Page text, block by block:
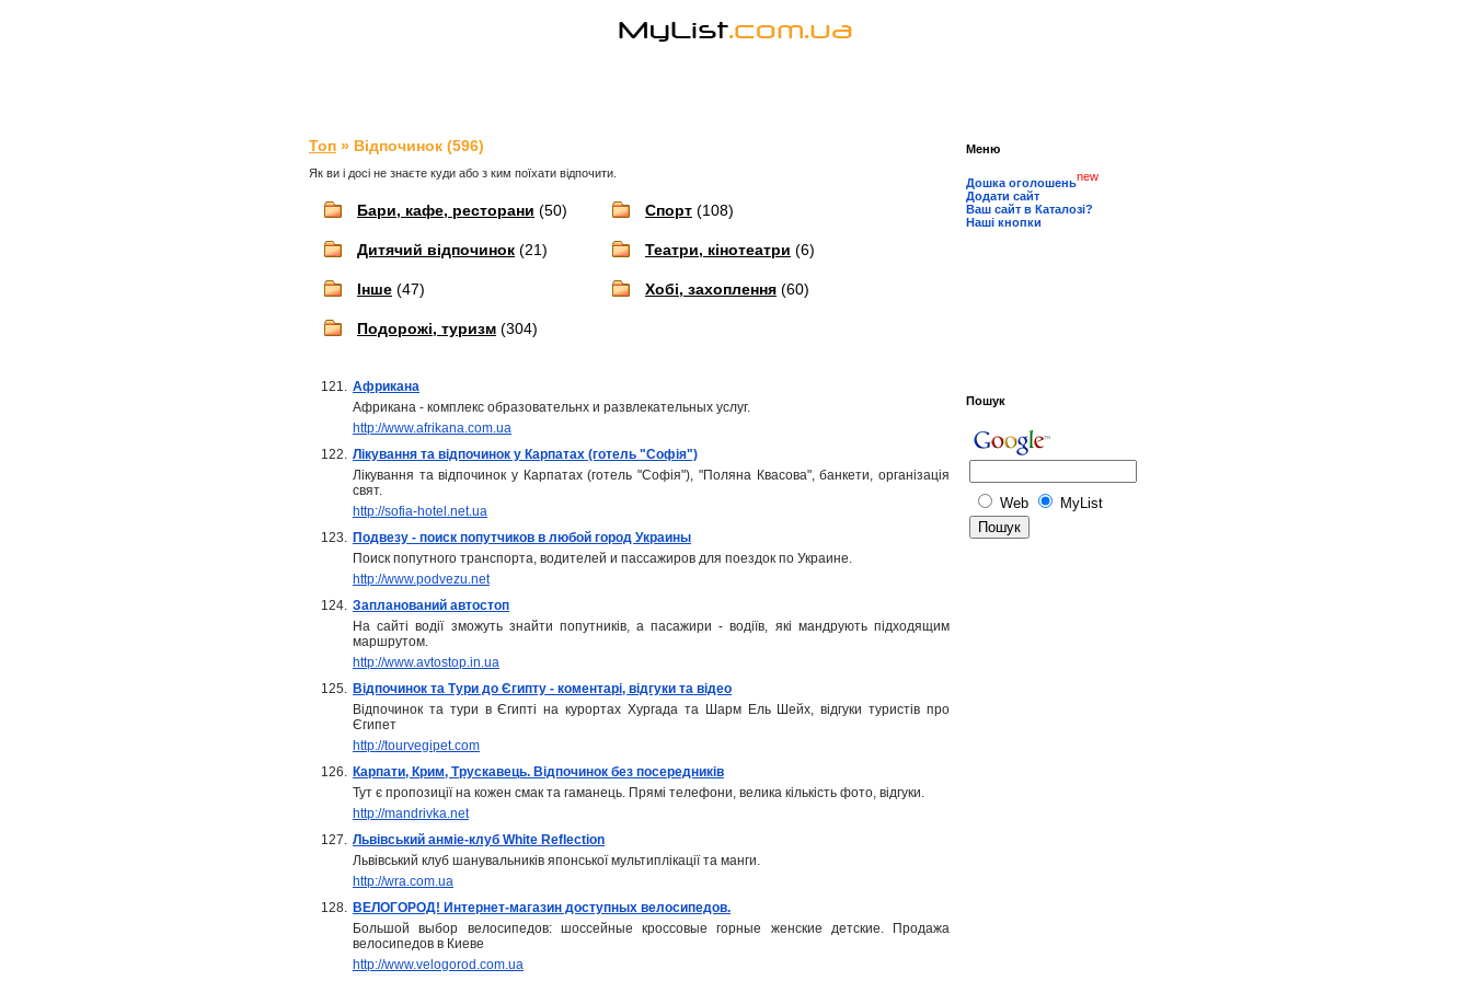
Топ » Відпочинок (596)
Як ви і досі не знаєте куди або з ким поїхати відпочити.
Бари, кафе, ресторани (50) Спорт (108)
Дитячий відпочинок (21) Театри, кінотеатри (6)
Інше (47) Хобі, захоплення (60)
Подорожі, туризм (304)
121. Африкана
Африкана - комплекс образовательнх и развлекательных услуг.
http://www.afrikana.com.ua
122. Лікування та відпочинок у Карпатах (готель "Софія")
Лікування та відпочинок у Карпатах (готель "Софія"), "Поляна Квасова", банкети, організація
свят.
http://sofia-hotel.net.ua
123. Подвезу - поиск попутчиков в любой город Украины
Поиск попутного транспорта, водителей и пассажиров для поездок по Украине.
http://www.podvezu.net
124. Запланований автостоп
На сайті водії зможуть знайти попутників, а пасажири - водіїв, які мандрують підходящим
маршрутом.
http://www.avtostop.in.ua
125. Відпочинок та Тури до Єгипту - коментарі, відгуки та відео
Відпочинок та тури в Єгипті на курортах Хургада та Шарм Ель Шейх, відгуки туристів про
Єгипет
http://tourvegipet.com
126. Карпати, Крим, Трускавець. Відпочинок без посередників
Тут є пропозиції на кожен смак та гаманець. Прямі телефони, велика кількість фото, відгуки.
http://mandrivka.net
127. Львівський анміе-клуб White Reflection
Львівський клуб шанувальників японської мультиплікації та манги.
http://wra.com.ua
128. ВЕЛОГОРОД! Интернет-магазин доступных велосипедов.
Большой выбор велосипедов: шоссейные кроссовые горные женские детские. Продажа
велосипедов в Киеве
http://www.velogorod.com.ua
Меню
Дошка оголошень
new
Додати сайт
Ваш сайт в Каталозі?
Наші кнопки
Пошук
Web MyList